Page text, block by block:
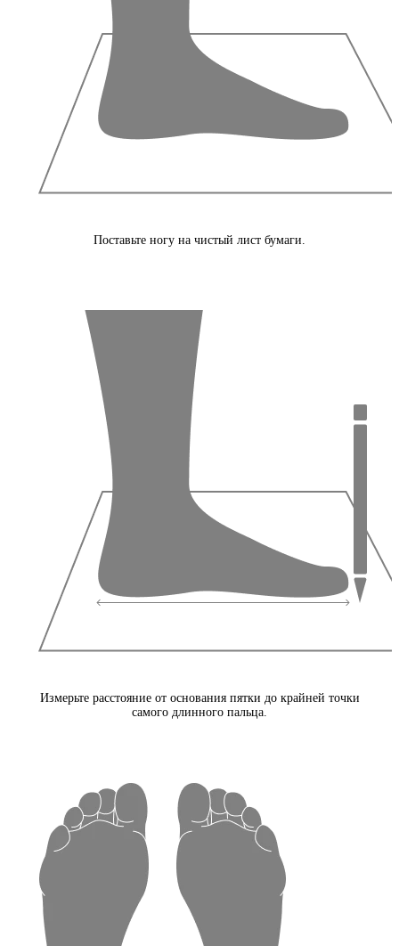
Поставьте ногу на чистый лист бумаги.
Измерьте расстояние от основания пятки до крайней точки
самого длинного пальца.